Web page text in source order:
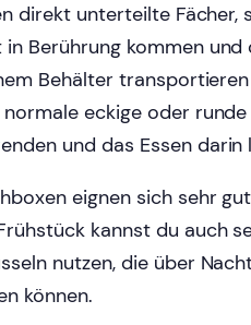
direkt unterteilte Fächer,
in Berührung kommen
Behälter
normale eckige oder
und das Essen darin
eignen sich sehr
kannst du auch
nutzen, die über
können.